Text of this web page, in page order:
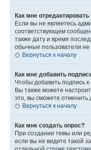
Как мне
Если вы не являетесь
соответствующем
также дату и время
обычные пользователи не
Вернуться к началу
Как мне добавить
Чтобы добавить подпись
Вы также можете
это, вы сможете
Вернуться к началу
Как мне создать опрос?
При создании темы или
если вы не видите такой